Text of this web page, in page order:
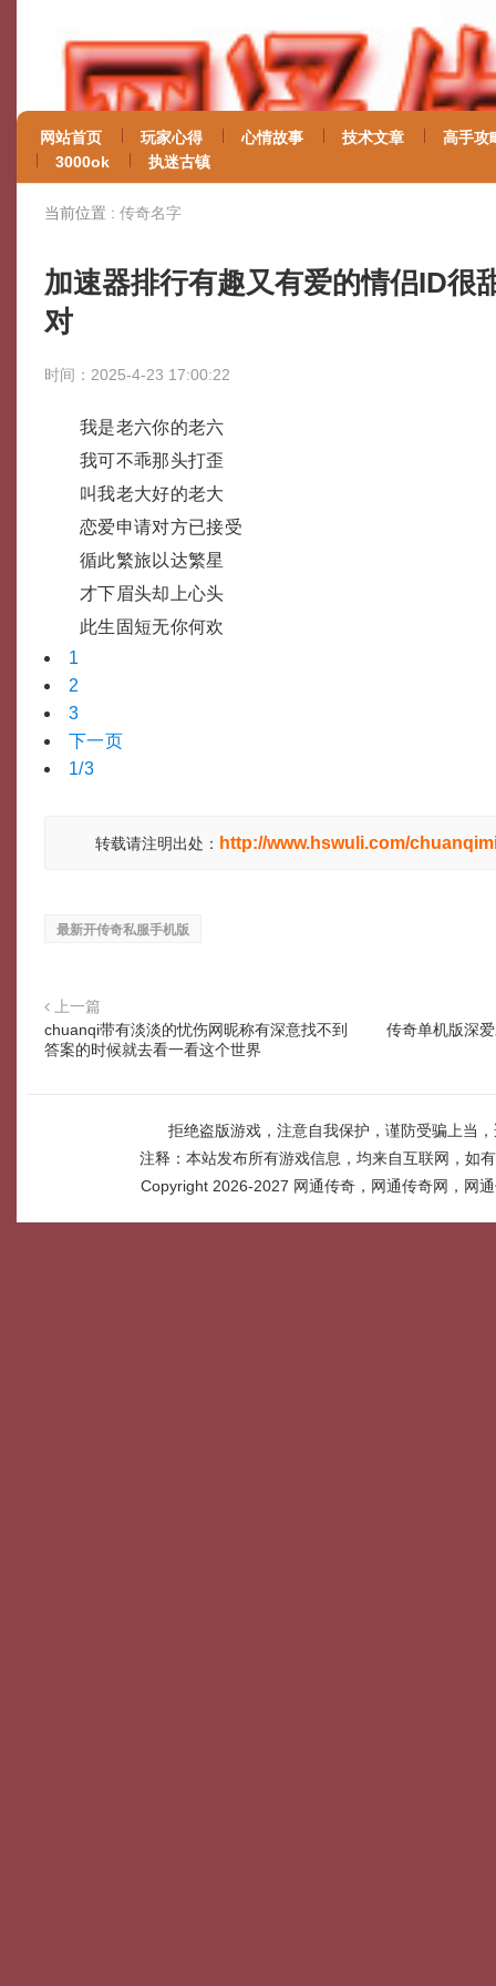
网站首页 玩家心得 心情故事 技术文章
高手攻
3000ok
执迷古镇
当前位置 : 传奇名字
加速器排行有趣又有爱的情侣ID很
对
时间：2025-4-23 17:00:22
我是老六你的老六
我可不乖那头打歪
叫我老大好的老大
恋爱申请对方已接受
循此繁旅以达繁星
才下眉头却上心头
此生固短无你何欢
1
2
3
下一页
1/3
转载请注明出处： http://www.hswuli.com/
最新开传奇私服手机版
上一篇
chuanqi带有淡淡的忧伤网昵称有深意找不到
答案的时候就去看一看这个世界
传奇单机版深
拒绝盗版游戏，注意自我保护，谨防受骗上当
注释：本站发布所有游戏信息，均来自互联网，如
Copyright 2026-2027 网通传奇，网通传奇网，网